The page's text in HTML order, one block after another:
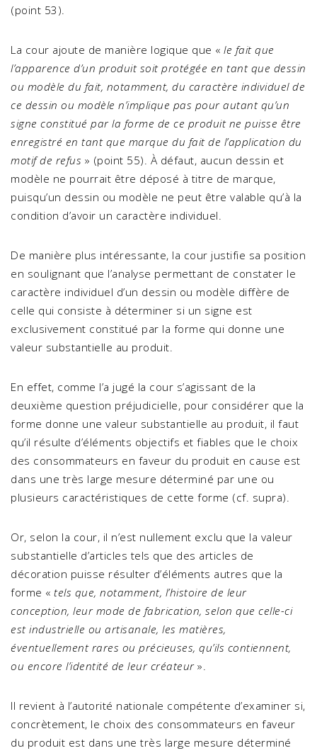
(point 53).
La cour ajoute de manière logique que « le fait que
l’apparence d’un produit soit protégée en tant que dessin
ou modèle du fait, notamment, du caractère individuel de
ce dessin ou modèle n’implique pas pour autant qu’un
signe constitué par la forme de ce produit ne puisse être
enregistré en tant que marque du fait de l’application du
motif de refus » (point 55). À défaut, aucun dessin et
modèle ne pourrait être déposé à titre de marque,
puisqu’un dessin ou modèle ne peut être valable qu’à la
condition d’avoir un caractère individuel.
De manière plus intéressante, la cour justifie sa position
en soulignant que l’analyse permettant de constater le
caractère individuel d’un dessin ou modèle diffère de
celle qui consiste à déterminer si un signe est
exclusivement constitué par la forme qui donne une
valeur substantielle au produit.
En effet, comme l’a jugé la cour s’agissant de la
deuxième question préjudicielle, pour considérer que la
forme donne une valeur substantielle au produit, il faut
qu’il résulte d’éléments objectifs et fiables que le choix
des consommateurs en faveur du produit en cause est
dans une très large mesure déterminé par une ou
plusieurs caractéristiques de cette forme (cf. supra).
Or, selon la cour, il n’est nullement exclu que la valeur
substantielle d’articles tels que des articles de
décoration puisse résulter d’éléments autres que la
forme « tels que, notamment, l’histoire de leur
conception, leur mode de fabrication, selon que celle-ci
est industrielle ou artisanale, les matières,
éventuellement rares ou précieuses, qu’ils contiennent,
ou encore l’identité de leur créateur».
Il revient à l’autorité nationale compétente d’examiner si,
concrètement, le choix des consommateurs en faveur
du produit est dans une très large mesure déterminé